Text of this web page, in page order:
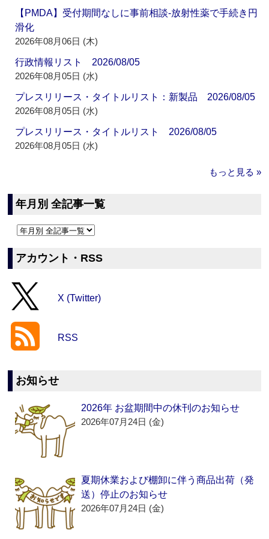
【PMDA】受付期間なしに事前相談‐放射性薬で手続き円
滑化
2026年08月06日 (木)
行政情報リスト 2026/08/05
2026年08月05日 (水)
プレスリリース・タイトルリスト：新製品 2026/08/05
2026年08月05日 (水)
プレスリリース・タイトルリスト 2026/08/05
2026年08月05日 (水)
もっと見る »
年月別 全記事一覧
アカウント・RSS
X (Twitter)
RSS
お知らせ
2026年 お盆期間中の休刊のお知らせ
2026年07月24日 (金)
夏期休業および棚卸に伴う商品出荷（発
送）停止のお知らせ
2026年07月24日 (金)